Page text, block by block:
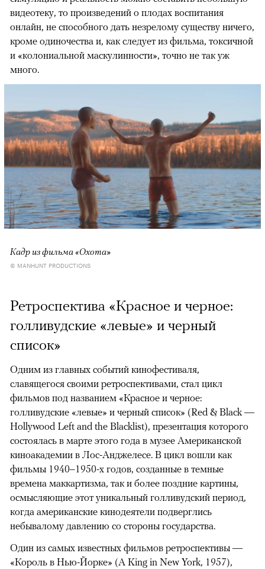
видеотеку, то произведений о плодах воспитания
онлайн, не способного дать незрелому существу ничего,
кроме одиночества и, как следует из фильма, токсичной
и «колониальной маскулинности», точно не так уж
много.
Кадр из фильма «Охота»
© MANHUNT PRODUCTIONS
Ретроспектива «Красное и черное:
голливудские «левые» и черный
список»
Одним из главных событий кинофестиваля,
славящегося своими ретроспективами, стал цикл
фильмов под названием «Красное и черное:
голливудские «левые» и черный список» (Red & Black —
Hollywood Left and the Blacklist), презентация которого
состоялась в марте этого года в музее Американской
киноакадемии в Лос-Анджелесе. В цикл вошли как
фильмы 1940–1950-х годов, созданные в темные
времена маккартизма, так и более поздние картины,
осмысляющие этот уникальный голливудский период,
когда американские кинодеятели подверглись
небывалому давлению со стороны государства.
Один из самых известных фильмов ретроспективы —
«Король в Нью-Йорке» (A King in New York, 1957),